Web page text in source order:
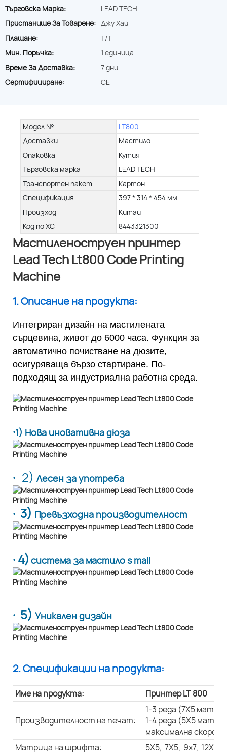
Търговска Марка:
LEAD TECH
Пристанище За Товарене: Джу Хай
Плащане:
T/T
Мин. Поръчка:
1 единица
Време За Доставка:
7 дни
Сертифициране:
CE
Модел №
LT800
Доставки
Мастило
Опаковка
Кутия
Търговска марка
LEAD TECH
Транспортен пакет
Картон
Спецификация
397 * 314 * 454 мм
Произход
Китай
Код по ХС
8443321300
Мастиленоструен принтер
Lead Tech Lt800 Code Printing
Machine
1. Описание на продукта:
Интегриран дизайн на мастилената
сърцевина, живот до 6000 часа. Функция за
автоматично почистване на дюзите,
осигуряваща бързо стартиране. По-
подходящ за индустриална работна среда.
·1) Нова иновативна дюза
· 2) Лесен за употреба
· 3) Превъзходна производителност
· 4) система за мастило s mall
· 5) Уникален дизайн
2. Спецификации на продукта:
Име на продукта: Принтер LT 800
Производителност на печат:
1-3 реда (7X5
1-4 реда (5X5
максимална
Матрица на шрифта:
5X5, 7X5, 9x7, 12X9,